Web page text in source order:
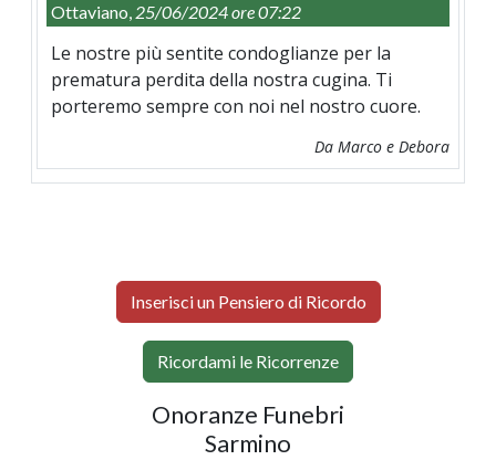
Ottaviano, 25/06/2024 ore 07:22
Le nostre più sentite condoglianze per la
prematura perdita della nostra cugina. Ti
porteremo sempre con noi nel nostro cuore.
Da Marco e Debora
Inserisci un Pensiero di Ricordo
Ricordami le Ricorrenze
Onoranze Funebri
Sarmino